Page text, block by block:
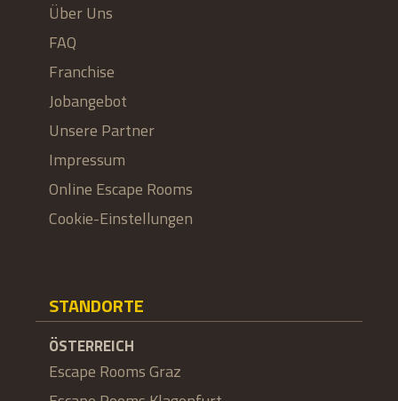
Über Uns
FAQ
Franchise
Jobangebot
Unsere Partner
Impressum
Online Escape Rooms
Cookie-Einstellungen
STANDORTE
ÖSTERREICH
Escape Rooms Graz